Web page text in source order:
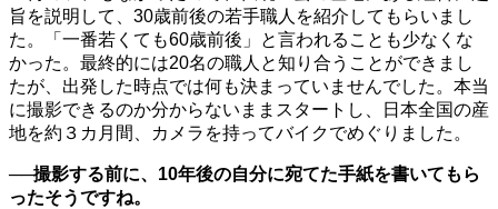
旨を説明して、30歳前後の若手職人を紹介してもらいまし
た。「一番若くても60歳前後」と言われることも少なくな
かった。最終的には20名の職人と知り合うことができまし
たが、出発した時点では何も決まっていませんでした。本当
に撮影できるのか分からないままスタートし、日本全国の産
地を約３カ月間、カメラを持ってバイクでめぐりました。
──撮影する前に、10年後の自分に宛てた手紙を書いてもら
ったそうですね。